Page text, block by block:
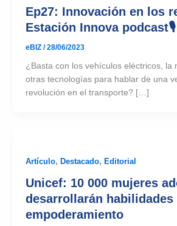
Ep27: Innovación en los
Estación Innova podcast🎙
eBIZ /28/06/2023
¿Basta con los vehículos eléctricos, la
otras tecnologías para hablar de una
revolución en el transporte? […]
Artículo, Destacado, Editorial
Unicef: 10 000 mujeres
desarrollarán habilidades
empoderamiento